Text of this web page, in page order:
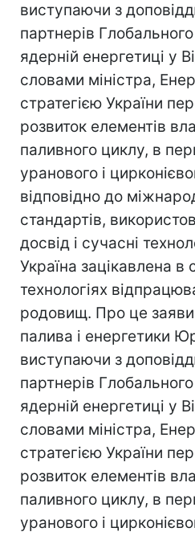
виступаючи з
партнерів
ядерній енергетиці у
словами міністра,
стратегією України
розвиток елементів
паливного циклу, в
уранового і
відповідно до
стандартів,
досвід і сучасні
Україна зацікавлена в
технологіях
родовищ. Про це
палива і енергетики
виступаючи з
партнерів
ядерній енергетиці у
словами міністра,
стратегією України
розвиток елементів
паливного циклу, в
уранового і